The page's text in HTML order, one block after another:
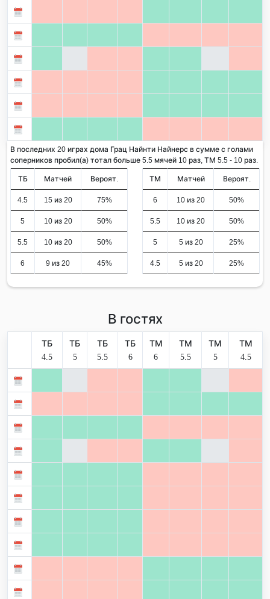
В последних 20 играх дома Грац Найнти Найнерс в сумме с голами
соперников пробил(а) тотал больше 5.5 мячей 10 раз, ТМ 5.5 - 10 раз.
ТБ Матчей Вероят.
4.5 15 из 20 75%
5 10 из 20 50%
5.5 10 из 20 50%
6 9 из 20 45%
ТМ Матчей Вероят.
6 10 из 20 50%
5.5 10 из 20 50%
5 5 из 20 25%
4.5 5 из 20 25%
В гостях
ТБ
4.5
ТБ
5
ТБ
5.5
ТБ
6
ТМ
6
ТМ
5.5
ТМ
5
ТМ
4.5